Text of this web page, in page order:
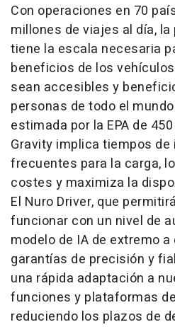
Con operaciones en 70
millones de viajes al día,
tiene la escala necesaria
beneficios de los
sean accesibles y
personas de todo el
estimada por la EPA de
Gravity implica tiempos
frecuentes para la carga,
costes y maximiza la
El Nuro Driver, que
funcionar con un nivel de
modelo de IA de extremo
garantías de precisión y
una rápida adaptación a
funciones y plataformas
reduciendo los plazos de